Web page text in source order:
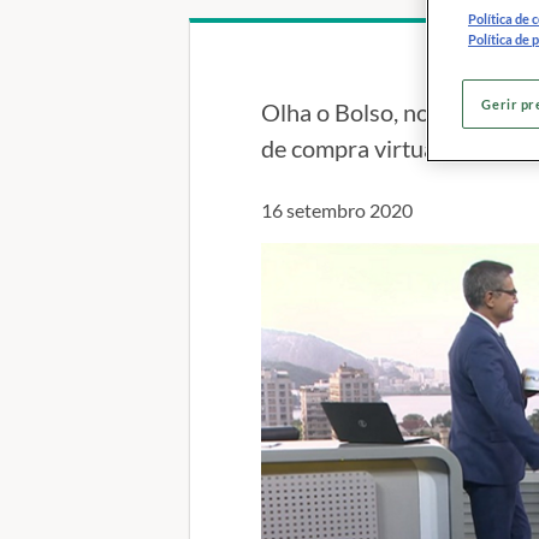
Olha o Bolso, no Bom Dia
de compra virtual
16 setembro 2020
Política de
Política de
Gerir